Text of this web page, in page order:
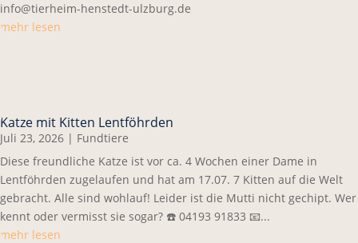
info@tierheim-henstedt-ulzburg.de
mehr lesen
Katze mit Kitten Lentföhrden
Juli 23, 2026 | Fundtiere
Diese freundliche Katze ist vor ca. 4 Wochen einer Dame in
Lentföhrden zugelaufen und hat am 17.07. 7 Kitten auf die Welt
gebracht. Alle sind wohlauf! Leider ist die Mutti nicht gechipt. Wer
kennt oder vermisst sie sogar? ☎️ 04193 91833 📧...
mehr lesen